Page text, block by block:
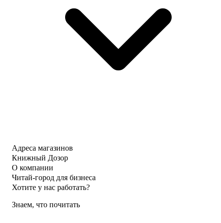
Адреса магазинов
Книжный Дозор
О компании
Читай-город для бизнеса
Хотите у нас работать?
Знаем, что почитать